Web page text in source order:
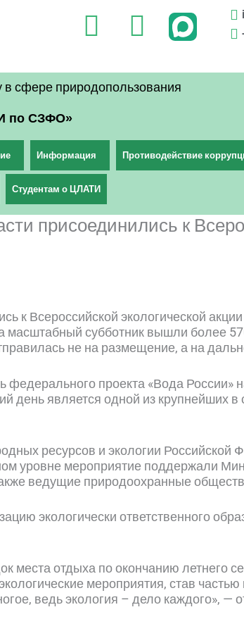
V
T
l
g
r
m
сфере природопользования
по СЗФО»
Информация Противодействие
Студентам о ЦЛАТИ
присоединились к
к Всероссийской экологической
масштабный субботник вышли более
не на размещение, а на
федерального проекта «Вода России»
день является одной из крупнейших в
ресурсов и экологии
уровне мероприятие поддержали
ведущие природоохранные
экологически ответственного
места отдыха по окончанию летнего
мероприятия, став
ведь экология – дело каждого», —